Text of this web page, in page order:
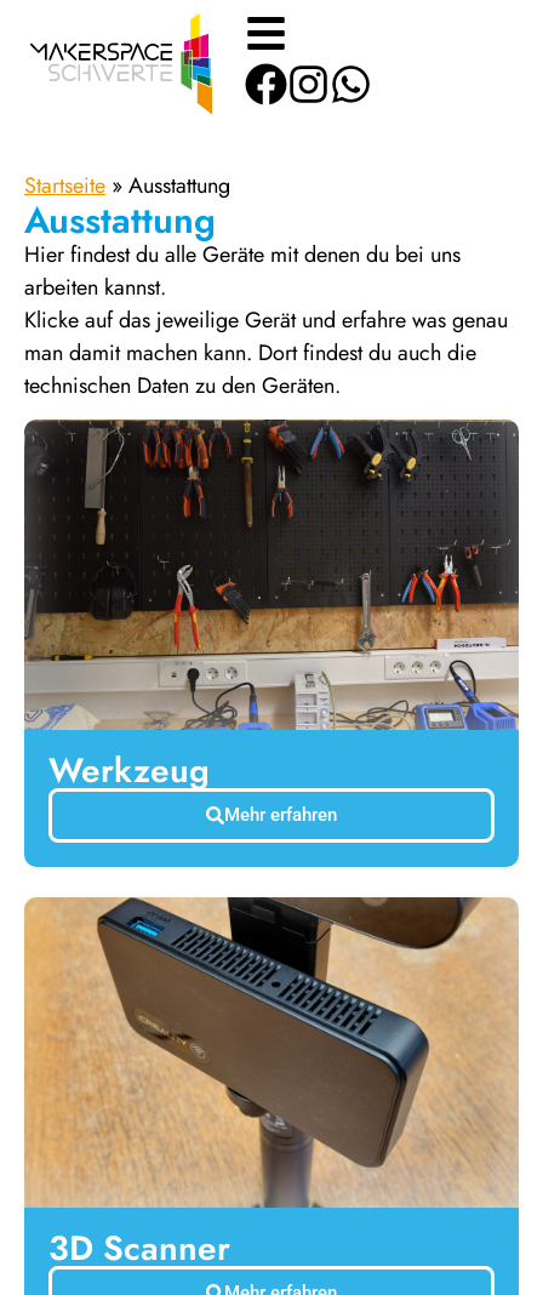
Startseite »Ausstattung
Ausstattung
Hier findest du alle Geräte mit denen du bei uns
arbeiten kannst.
Klicke auf das jeweilige Gerät und erfahre was genau
man damit machen kann. Dort findest du auch die
technischen Daten zu den Geräten.
Werkzeug
Mehr erfahren
3D Scanner